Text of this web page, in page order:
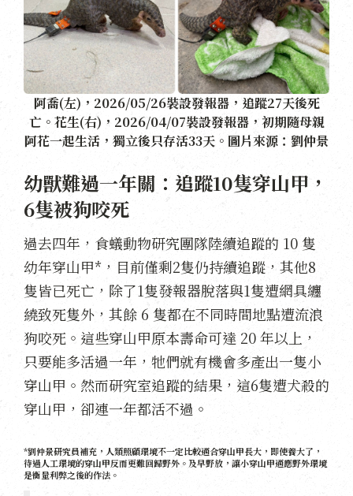
阿喬(左)，2026/05/26裝設發報器，追蹤27天後死
亡。花生(右)，2026/04/07裝設發報器，初期隨母親
阿花一起生活，獨立後只存活33天。圖片來源：劉仲景
幼獸難過一年關：追蹤10隻穿山甲，
6隻被狗咬死
過去四年，食蟻動物研究團隊陸續追蹤的 10 隻
幼年穿山甲*，目前僅剩2隻仍持續追蹤，其他8
隻皆已死亡，除了1隻發報器脫落與1隻遭網具纏
繞致死隻外，其餘 6 隻都在不同時間地點遭流浪
狗咬死。這些穿山甲原本壽命可達 20 年以上，
只要能多活過一年，牠們就有機會多產出一隻小
穿山甲。然而研究室追蹤的結果，這6隻遭犬殺的
穿山甲，卻連一年都活不過。
*劉仲景研究員補充，人類照顧環境不一定比較適合穿山甲長大，即使養大了，
待過人工環境的穿山甲反而更難回歸野外。及早野放，讓小穿山甲適應野外環境
是衡量利弊之後的作法。